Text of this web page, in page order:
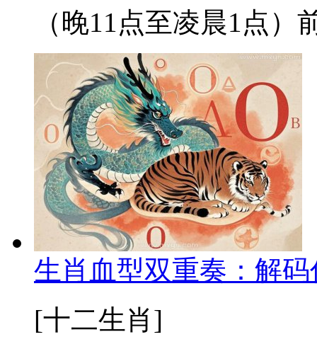
（晚11点至凌晨1点）
生肖血型双重奏：解
[十二生肖]